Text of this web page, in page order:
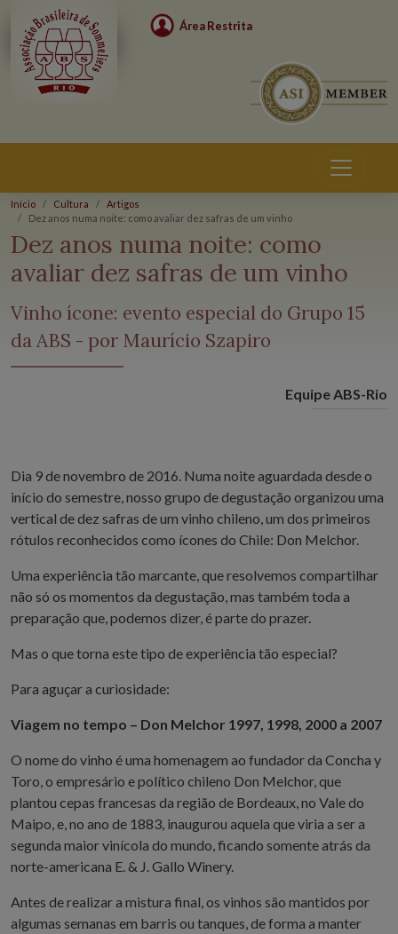
Área Restrita
Início Cultura
Artigos
Dez anos numa noite: como avaliar dez safras de um vinho
Dez anos numa noite: como
avaliar dez safras de um vinho
Vinho ícone: evento especial do Grupo 15
da ABS - por Maurício Szapiro
Equipe ABS-Rio
Dia 9 de novembro de 2016. Numa noite aguardada desde o
início do semestre, nosso grupo de degustação organizou uma
vertical de dez safras de um vinho chileno, um dos primeiros
rótulos reconhecidos como ícones do Chile: Don Melchor.
Uma experiência tão marcante, que resolvemos compartilhar
não só os momentos da degustação, mas também toda a
preparação que, podemos dizer, é parte do prazer.
Mas o que torna este tipo de experiência tão especial?
Para aguçar a curiosidade:
Viagem no tempo – Don Melchor 1997, 1998, 2000 a 2007
O nome do vinho é uma homenagem ao fundador da Concha y
Toro, o empresário e político chileno Don Melchor, que
plantou cepas francesas da região de Bordeaux, no Vale do
Maipo, e, no ano de 1883, inaugurou aquela que viria a ser a
segunda maior vinícola do mundo, ficando somente atrás da
norte-americana E. & J. Gallo Winery.
Antes de realizar a mistura final, os vinhos são mantidos por
algumas semanas em barris ou tanques, de forma a manter